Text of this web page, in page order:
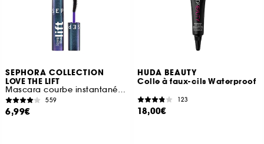
SEPHORA COLLECTION
LOVE THE LIFT
Mascara courbe instantanée et volume lifté (format voyage)
559
6,99€
HUDA BEAUTY
Colle à faux-cils Waterproof
123
18,00€